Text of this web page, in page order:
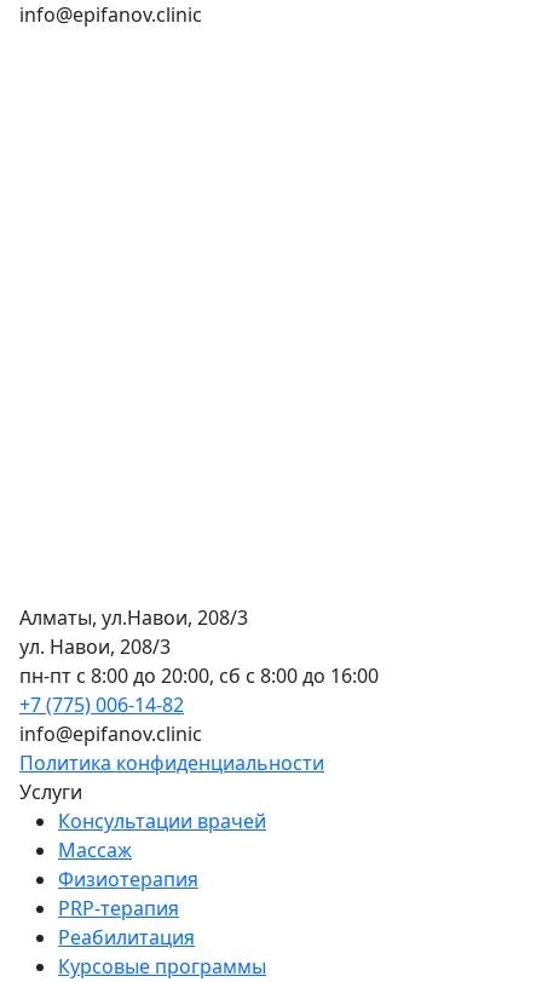
info@epifanov.clinic
Алматы, ул.Навои, 208/3
ул. Навои, 208/3
пн-пт с 8:00 до 20:00, сб с 8:00 до 16:00
+7 (775) 006-14-82
info@epifanov.clinic
Политика конфиденциальности
Услуги
Консультации врачей
Массаж
Физиотерапия
PRP-терапия
Реабилитация
Курсовые программы